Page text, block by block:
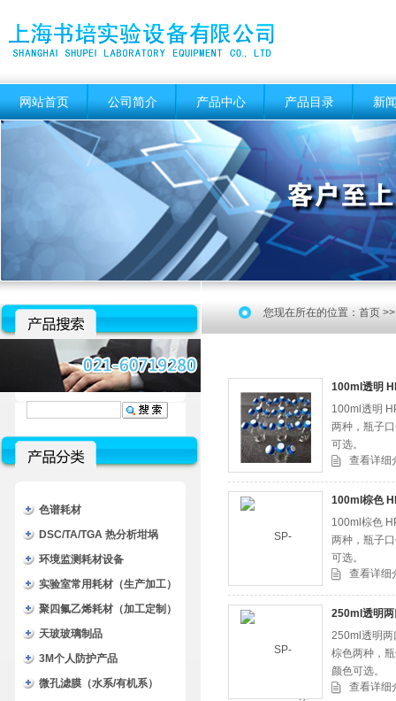
网站首页 公司简介 产品中心 产品目录 新
色谱耗材
DSC/TA/TGA 热分析坩埚
环境监测耗材设备
实验室常用耗材（生产加工）
聚四氟乙烯耗材（加工定制）
天玻玻璃制品
3M个人防护产品
微孔滤膜（水系/有机系）
您现在所在的位置： 首页
100ml透明
100ml透明
两种，瓶子
可选。
查看详细
100ml棕色
100ml棕色
两种，瓶子
可选。
查看详细
250ml透明
250ml透明两
棕色两种，
颜色可选。
查看详细